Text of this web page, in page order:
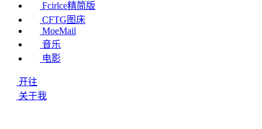
Fcirlce精简版
CFTG图床
MoeMail
音乐
电影
开往
关于我